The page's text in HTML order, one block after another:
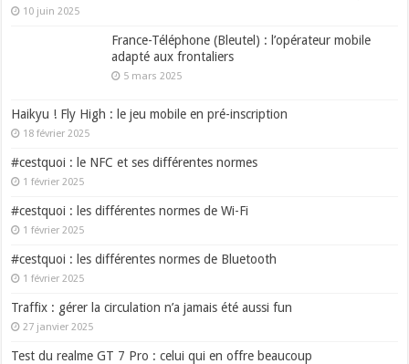
10 juin 2025
France-Téléphone (Bleutel) : l’opérateur mobile
adapté aux frontaliers
5 mars 2025
Haikyu ! Fly High : le jeu mobile en pré-inscription
18 février 2025
#cestquoi : le NFC et ses différentes normes
1 février 2025
#cestquoi : les différentes normes de Wi-Fi
1 février 2025
#cestquoi : les différentes normes de Bluetooth
1 février 2025
Traffix : gérer la circulation n’a jamais été aussi fun
27 janvier 2025
Test du realme GT 7 Pro : celui qui en offre beaucoup